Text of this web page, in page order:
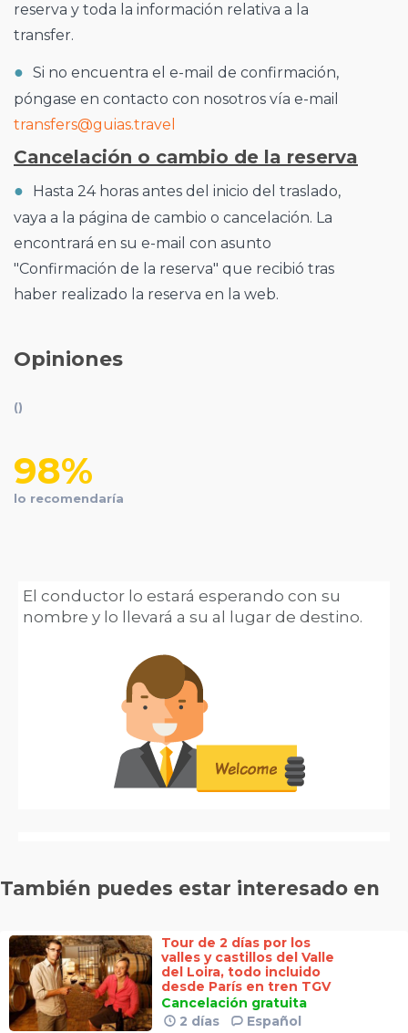
reserva y toda la información relativa a la
transfer.
Si no encuentra el e-mail de confirmación,
póngase en contacto con nosotros vía e-mail
transfers@guias.travel
Cancelación o cambio de la reserva
Hasta 24 horas antes del inicio del traslado,
vaya a la página de cambio o cancelación. La
encontrará en su e-mail con asunto
"Confirmación de la reserva" que recibió tras
haber realizado la reserva en la web.
Opiniones
()
98%
lo recomendaría
El conductor lo estará esperando con su
nombre y lo llevará a su al lugar de destino.
También puedes estar interesado en
Tour de 2 días por los
valles y castillos del Valle
del Loira, todo incluido
desde París en tren TGV
Cancelación gratuita
2 días
Español